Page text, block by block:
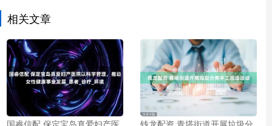
相关文章
国睿信配 保定宝岛真爱妇产医 钱龙配资 青塔街道开展垃圾分